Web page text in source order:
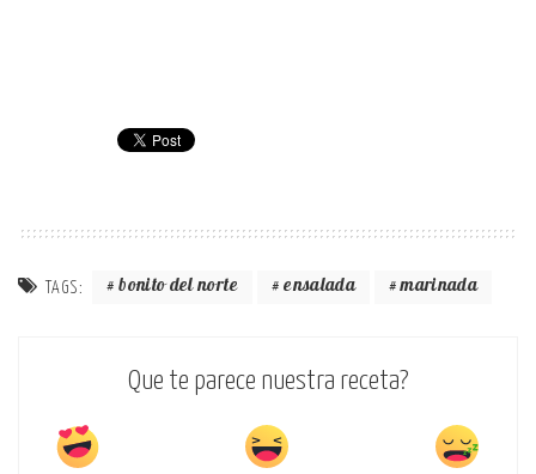
TAGS: bonito del norte ensalada marinada
Que te parece nuestra receta?